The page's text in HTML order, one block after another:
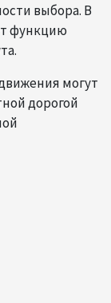
выбора. В
функцию
могут
дорогой